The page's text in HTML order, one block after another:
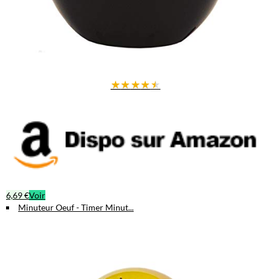
★★★★★
6,69 €Voir
Minuteur Oeuf - Timer Minut...